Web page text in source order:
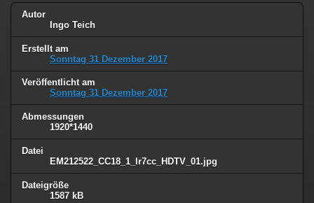
Autor
Ingo Teich
Erstellt am
Sonntag 31 Dezember 2017
Veröffentlicht am
Sonntag 31 Dezember 2017
Abmessungen
1920*1440
Datei
EM212522_CC18_1_lr7cc_HDTV_01.jpg
Dateigröße
1587 kB